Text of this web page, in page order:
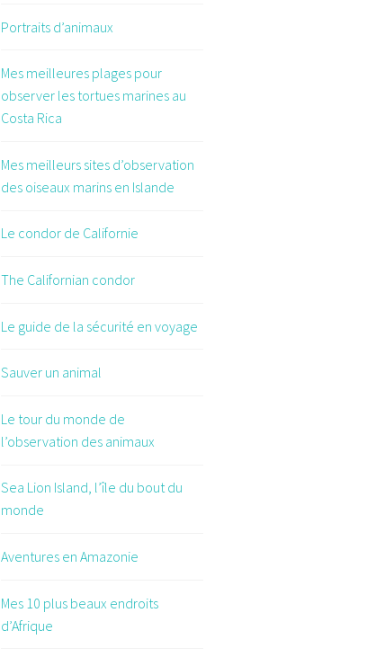
Portraits d’animaux
Mes meilleures plages pour
observer les tortues marines au
Costa Rica
Mes meilleurs sites d’observation
des oiseaux marins en Islande
Le condor de Californie
The Californian condor
Le guide de la sécurité en voyage
Sauver un animal
Le tour du monde de
l’observation des animaux
Sea Lion Island, l’île du bout du
monde
Aventures en Amazonie
Mes 10 plus beaux endroits
d’Afrique